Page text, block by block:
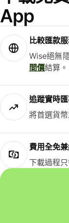
App
比較匯款
Wise絕無
間價結算。
追蹤實時
將首選貨
費用全免
下載過程